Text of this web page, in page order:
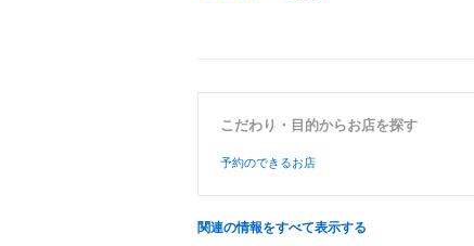
こだわり・目的からお店を探す
予約のできるお店
関連の情報をすべて表示する